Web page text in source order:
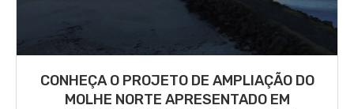
CONHEÇA O PROJETO DE AMPLIAÇÃO DO
MOLHE NORTE APRESENTADO EM